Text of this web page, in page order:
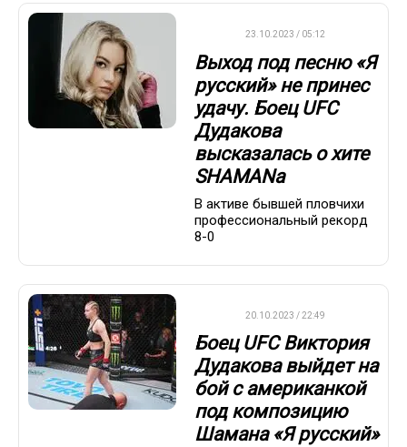
23.10.2023 / 05:12
Выход под песню «Я
русский» не принес
удачу. Боец UFC
Дудакова
высказалась о хите
SHAMANa
В активе бывшей пловчихи
профессиональный рекорд
8-0
20.10.2023 / 22:49
Боец UFC Виктория
Дудакова выйдет на
бой с американкой
под композицию
Шамана «Я русский»